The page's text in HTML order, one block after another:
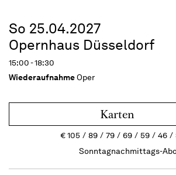
So 25.04.2027
Opernhaus Düsseldorf
15:00 - 18:30
WiederaufnahmeOper
Karten
€105 89 79 69 59 46
Sonntagnachmittags-